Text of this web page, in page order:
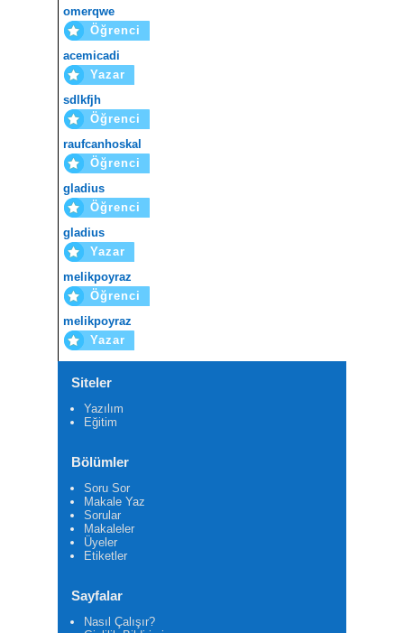
omerqwe
Öğrenci
acemicadi
Yazar
sdlkfjh
Öğrenci
raufcanhoskal
Öğrenci
gladius
Öğrenci
gladius
Yazar
melikpoyraz
Öğrenci
melikpoyraz
Yazar
Siteler
Yazılım
Eğitim
Bölümler
Soru Sor
Makale Yaz
Sorular
Makaleler
Üyeler
Etiketler
Sayfalar
Nasıl Çalışır?